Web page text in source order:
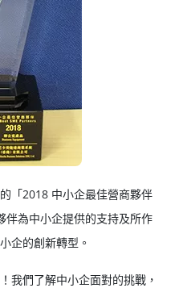
「2018 中小企最佳營商夥伴
伴為中小企提供的支持及所作
企的創新轉型。
我們了解中小企面對的挑戰，